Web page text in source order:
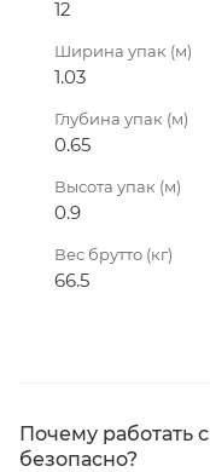
12
Ширина упак (м)
1.03
Глубина упак (м)
0.65
Высота упак (м)
0.9
Вес брутто (кг)
66.5
Почему работать с
безопасно?